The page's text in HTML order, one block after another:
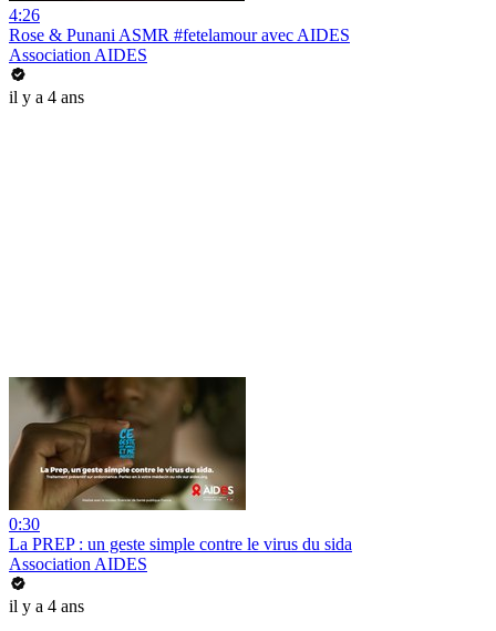
4:26
Rose & Punani ASMR #fetelamour avec AIDES
Association AIDES
il y a 4 ans
0:30
La PREP : un geste simple contre le virus du sida
Association AIDES
il y a 4 ans